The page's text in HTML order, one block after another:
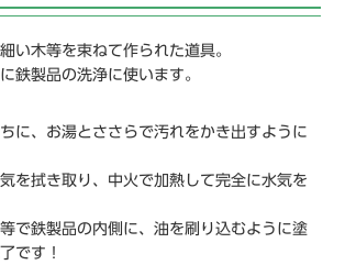
い木等を束ねて作られた道具。
鉄製品の洗浄に使います。
に、お湯とささらで汚れをかき出すように
を拭き取り、中火で加熱して完全に水気を
で鉄製品の内側に、油を刷り込むように塗
です！